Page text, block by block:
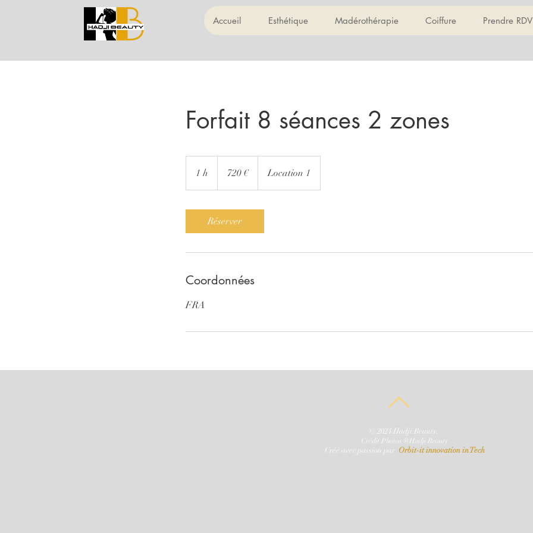
Accueil Esthétique Madérothérapie Coiffure Prendre RDV
Forfait 8 séances 2 zones
1 h 720 € Location 1
Réserver
Coordonnées
FRA
© 2024 Hadji Beauty.
Crédit Photos @Hadji Beauty
Créé avecpassion par Orbit-it innovation in Tech